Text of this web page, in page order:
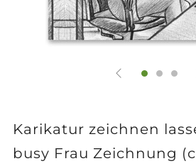
Karikatur zeichnen
busy Frau Zeichnung